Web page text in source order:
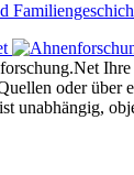
oder über
unabhängig,